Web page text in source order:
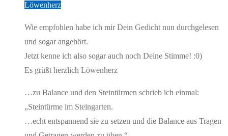
Löwenherz
Wie empfohlen habe ich mir Dein Gedicht nun durchgelesen
und sogar angehört.
Jetzt kenne ich also sogar auch noch Deine Stimme! :0)
Es grüßt herzlich Löwenherz
…zu Balance und den Steintürmen schrieb ich einmal:
„Steintürme im Steingarten.
…echt entspannend sie zu setzen und die Balance aus Tragen